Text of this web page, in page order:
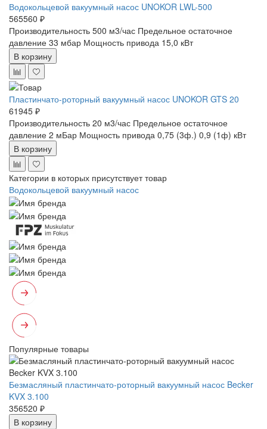
Водокольцевой вакуумный насос UNOKOR LWL-500
565560 ₽
Производительность 500 м3/час Предельное остаточное
давление 33 мбар Мощность привода 15,0 кВт
В корзину
Пластинчато-роторный вакуумный насос UNOKOR GTS 20
61945 ₽
Производительность 20 м3/час Предельное остаточное
давление 2 мБар Мощность привода 0,75 (3ф.) 0,9 (1ф) кВт
В корзину
Категории в которых присутствует товар
Водокольцевой вакуумный насос
Популярные товары
Безмасляный пластинчато-роторный вакуумный насос Becker
KVX 3.100
356520 ₽
В корзину